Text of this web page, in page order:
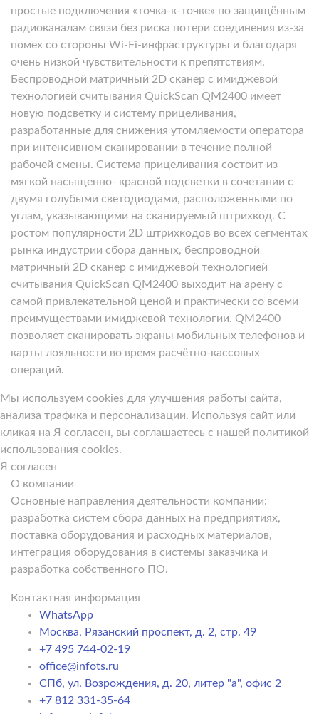
простые подключения «точка-к-точке» по защищённым
радиоканалам связи без риска потери соединения из-за
помех со стороны Wi-Fi-инфраструктуры и благодаря
очень низкой чувствительности к препятствиям.
Беспроводной матричный 2D сканер с имиджевой
технологией считывания QuickScan QM2400 имеет
новую подсветку и систему прицеливания,
разработанные для снижения утомляемости оператора
при интенсивном сканировании в течение полной
рабочей смены. Система прицеливания состоит из
мягкой насыщенно- красной подсветки в сочетании с
двумя голубыми светодиодами, расположенными по
углам, указывающими на сканируемый штрихкод. С
ростом популярности 2D штрихкодов во всех сегментах
рынка индустрии сбора данных, беспроводной
матричный 2D сканер с имиджевой технологией
считывания QuickScan QM2400 выходит на арену с
самой привлекательной ценой и практически со всеми
преимуществами имиджевой технологии. QM2400
позволяет сканировать экраны мобильных телефонов и
карты лояльности во время расчётно-кассовых
операций.
Мы используем cookies для улучшения работы сайта,
анализа трафика и персонализации. Используя сайт или
кликая на Я согласен, вы соглашаетесь с нашей политикой
использования cookies.
Я согласен
О компании
Основные направления деятельности компании:
разработка систем сбора данных на предприятиях,
поставка оборудования и расходных материалов,
интеграция оборудования в системы заказчика и
разработка собственного ПО.
Контактная информация
WhatsApp
Москва, Рязанский проспект, д. 2, стр. 49
+7 495 744-02-19
office@infots.ru
СПб, ул. Возрождения, д. 20, литер "a", офис 2
+7 812 331-35-64